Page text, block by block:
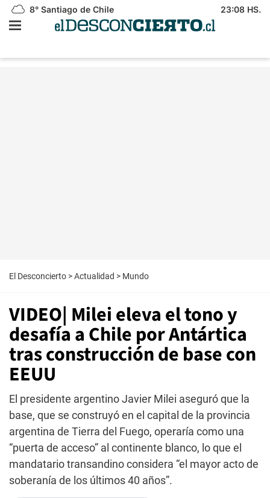
8° Santiago de Chile 23:08 HS.
El Desconcierto >Actualidad > Mundo
VIDEO| Milei eleva el tono y
desafía a Chile por Antártica
tras construcción de base con
EEUU
El presidente argentino Javier Milei aseguró que la
base, que se construyó en el capital de la provincia
argentina de Tierra del Fuego, operaría como una
“puerta de acceso” al continente blanco, lo que el
mandatario transandino considera “el mayor acto de
soberanía de los últimos 40 años”.